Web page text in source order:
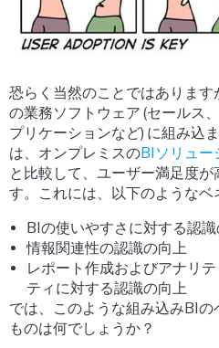
恐らく当然のことではありま
の業務ソフトウェア (セールス
プリケーションなど) に組み込
は、オンプレミスのBIソリュー
と比較して、ユーザー満足度が
す。これには、以下のようなベ
BIの使いやすさに対する認
情報関連性の認識の向上
レポート作成およびアナリ
ティに対する認識の向上
では、このような組み込みBI
ものは何でしょうか？